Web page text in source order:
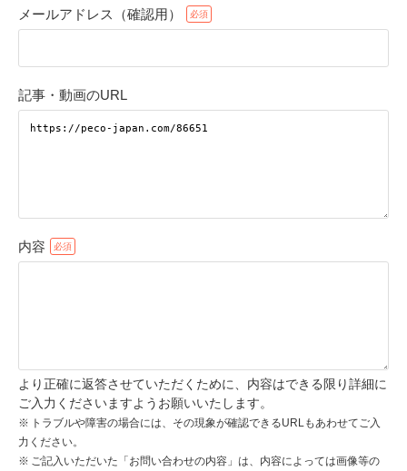
メールアドレス（確認用）
記事・動画のURL
内容
より正確に返答させていただくために、内容はできる限り詳細に
ご入力くださいますようお願いいたします。
トラブルや障害の場合には、その現象が確認できるURLもあわせてご入
力ください。
ご記入いただいた「お問い合わせの内容」は、内容によっては画像等の
アプリで開く